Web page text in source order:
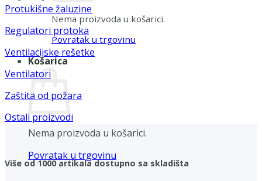
Nema proizvoda u košarici.
Povratak u trgovinu
Košarica
Nema proizvoda u košarici.
Povratak u trgovinu
Protukišne žaluzine
Regulatori protoka
Ventilacijske rešetke
Ventilatori
Zaštita od požara
Ostali proizvodi
Više od 1000 artikala dostupno sa skladišta